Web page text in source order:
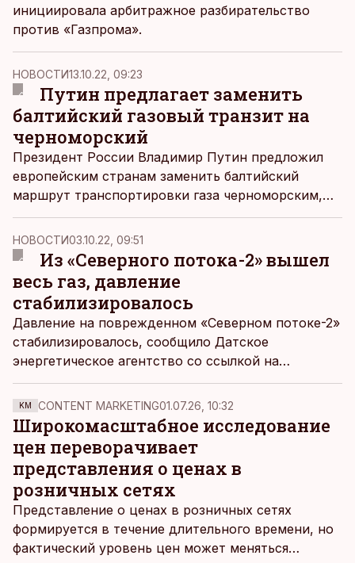
инициировала арбитражное разбирательство
против «Газпрома».
НОВОСТИ13.10.22, 09:23
Путин предлагает заменить
балтийский газовый транзит на
черноморский
Президент России Владимир Путин предложил
европейским странам заменить балтийский
маршрут транспортировки газа черноморским,
сообщает The Bell.
НОВОСТИ03.10.22, 09:51
Из «Северного потока-2» вышел
весь газ, давление
стабилизировалось
Давление на поврежденном «Северном потоке-2»
стабилизировалось, сообщило Датское
энергетическое агентство со ссылкой на
оператора проекта Nord Stream 2 AG. Это
означает, что весь газ из трубопровода вышел,
передает
KM CONTENT MARKETING01.07.26, 10:32
Широкомасштабное исследование
цен переворачивает
представления о ценах в
розничных сетях
Представление о ценах в розничных сетях
формируется в течение длительного времени, но
фактический уровень цен может меняться